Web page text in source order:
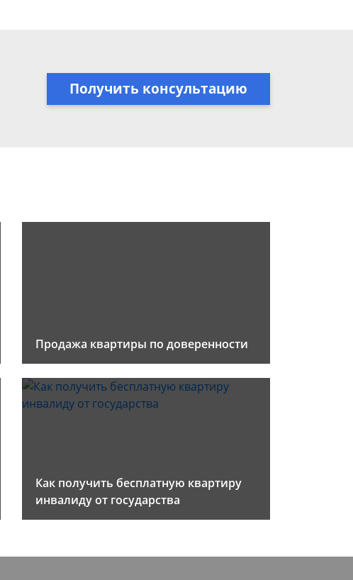
Получить консультацию
Продажа квартиры по доверенности
Как получить бесплатную квартиру
инвалиду от государства